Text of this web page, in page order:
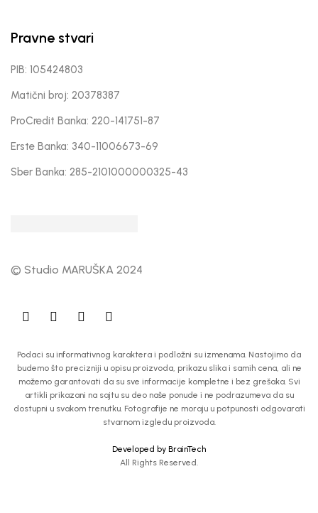
Pravne stvari
PIB: 105424803
Matični broj: 20378387
ProCredit Banka: 220-141751-87
Erste Banka: 340-11006673-69
Sber Banka: 285-2101000000325-43
© Studio MARUŠKA 2024
Podaci su informativnog karaktera i podložni su izmenama. Nastojimo da
budemo što precizniji u opisu proizvoda, prikazu slika i samih cena, ali ne
možemo garantovati da su sve informacije kompletne i bez grešaka. Svi
artikli prikazani na sajtu su deo naše ponude i ne podrazumeva da su
dostupni u svakom trenutku. Fotografije ne moraju u potpunosti odgovarati
stvarnom izgledu proizvoda.
Developed by BrainTech
All Rights Reserved.